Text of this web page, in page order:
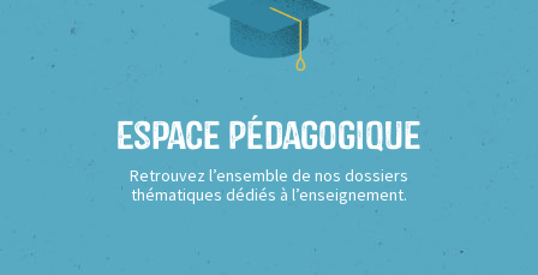
Espace Pédagogique
Retrouvez l’ensemble de nos dossiers
thématiques dédiés à l’enseignement.